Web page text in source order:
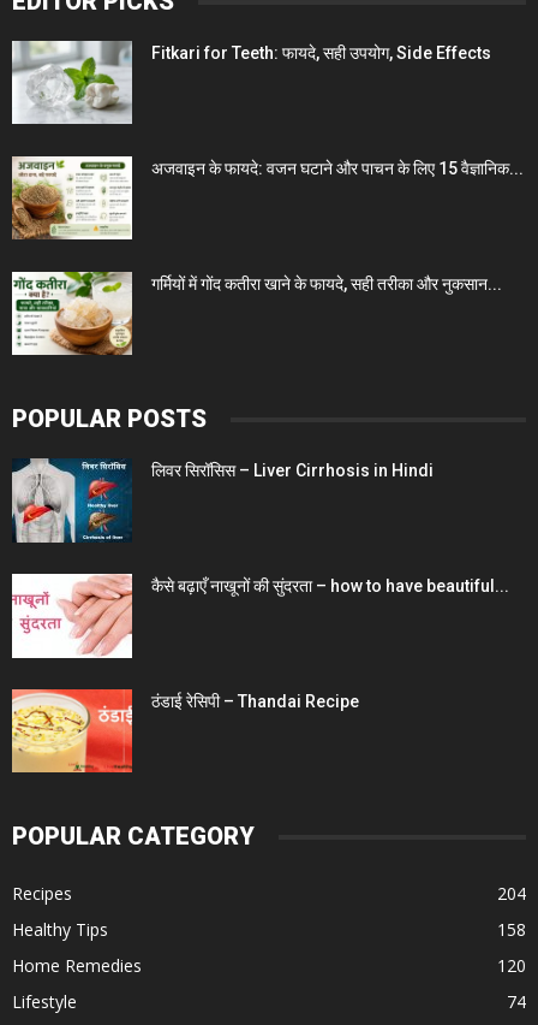
Fitkari for Teeth: फायदे, सही उपयोग, Side Effects
अजवाइन के फायदे: वजन घटाने और पाचन के लिए 15 वैज्ञानिक...
गर्मियों में गोंद कतीरा खाने के फायदे, सही तरीका और नुकसान...
POPULAR POSTS
लिवर सिरॉसिस – Liver Cirrhosis in Hindi
कैसे बढ़ाएँ नाखूनों की सुंदरता – how to have beautiful...
ठंडाई रेसिपी – Thandai Recipe
POPULAR CATEGORY
Recipes
204
Healthy Tips
158
Home Remedies
120
Lifestyle
74